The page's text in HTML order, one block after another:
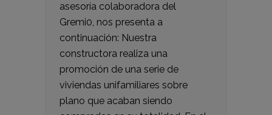
asesoría colaboradora del
Gremi0, nos presenta a
continuación: Nuestra
constructora realiza una
promoción de una serie de
viviendas unifamiliares sobre
plano que acaban siendo